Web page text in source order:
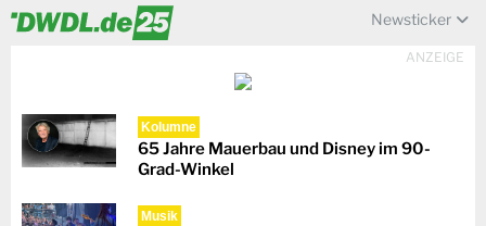
Newsticker
ANZEIGE
Kolumne
65 Jahre Mauerbau und Disney im 90-
Grad-Winkel
Musik